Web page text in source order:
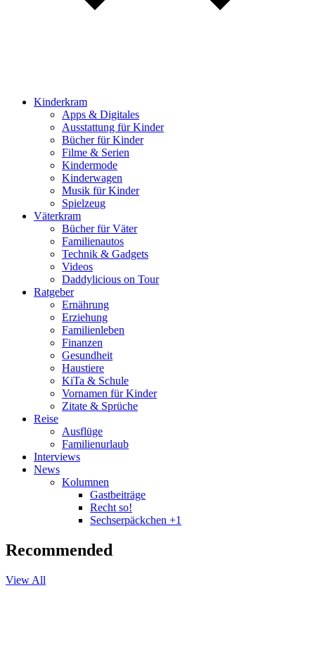
Kinderkram
Apps & Digitales
Ausstattung für Kinder
Bücher für Kinder
Filme & Serien
Kindermode
Kinderwagen
Musik für Kinder
Spielzeug
Väterkram
Bücher für Väter
Familienautos
Technik & Gadgets
Videos
Daddylicious on Tour
Ratgeber
Ernährung
Erziehung
Familienleben
Finanzen
Gesundheit
Haustiere
KiTa & Schule
Vornamen für Kinder
Zitate & Sprüche
Reise
Ausflüge
Familienurlaub
Interviews
News
Kolumnen
Gastbeiträge
Recht so!
Sechserpäckchen +1
Recommended
View All